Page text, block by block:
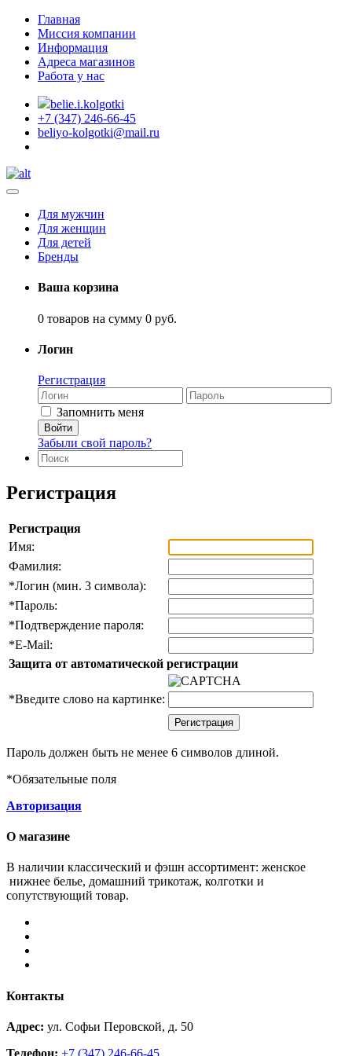
Главная
Миссия компании
Информация
Адреса магазинов
Работа у нас
belie.i.kolgotki
+7 (347) 246-66-45
beliyo-kolgotki@mail.ru
Для мужчин
Для женщин
Для детей
Бренды
Ваша корзина
0 товаров на сумму 0 руб.
Логин
Регистрация
Запомнить меня
Забыли свой пароль?
Регистрация
Регистрация
Имя:
Фамилия:
*Логин (мин. 3 символа):
*Пароль:
*Подтверждение пароля:
*E-Mail:
Защита от автоматической регистрации
*Введите слово на картинке:
Пароль должен быть не менее 6 символов длиной.
*Обязательные поля
Авторизация
О магазине
В наличии классический и фэшн ассортимент: женское
нижнее белье, домашний трикотаж, колготки и
сопутствующий товар.
Контакты
Адрес: ул. Софьи Перовской, д. 50
Телефон: +7 (347) 246-66-45